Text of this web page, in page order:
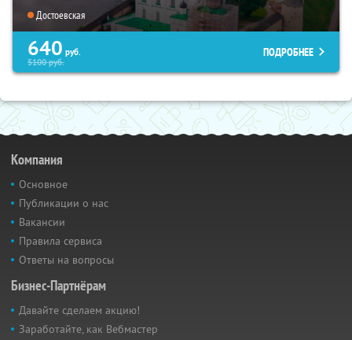
Достоевская
640 руб.
5100руб.
ПОДРОБНЕЕ
Компания
Основное
Публикации о нас
Вакансии
Правила сервиса
Ответы на вопросы
Бизнес-Партнёрам
Давайте сделаем акцию!
Заработайте, как Вебмастер